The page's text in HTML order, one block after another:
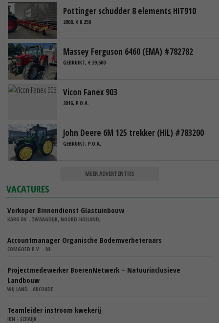
Pottinger schudder 8 elements HIT910
2008, € 8.250
Massey Ferguson 6460 (EMA) #782782
GEBRUIKT, € 39.500
Vicon Fanex 903
2016, P.O.A.
John Deere 6M 125 trekker (HIL) #783200
GEBRUIKT, P.O.A.
MEER ADVERTENTIES
VACATURES
Verkoper Binnendienst Glastuinbouw
KARO BV - ZWAAGDIJK, NOORD-HOLLAND,
Accountmanager Organische Bodemverbeteraars
COMGOED B.V. - NL
Projectmedewerker BoerenNetwerk – Natuurinclusieve
Landbouw
WIJ.LAND - ABCOUDE
Teamleider instroom kwekerij
IBN - SCHAIJK